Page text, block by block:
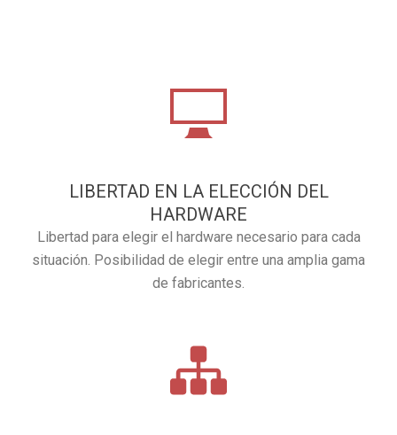
LIBERTAD EN LA ELECCIÓN DEL
HARDWARE
Libertad para elegir el hardware necesario para cada
situación. Posibilidad de elegir entre una amplia gama
de fabricantes.